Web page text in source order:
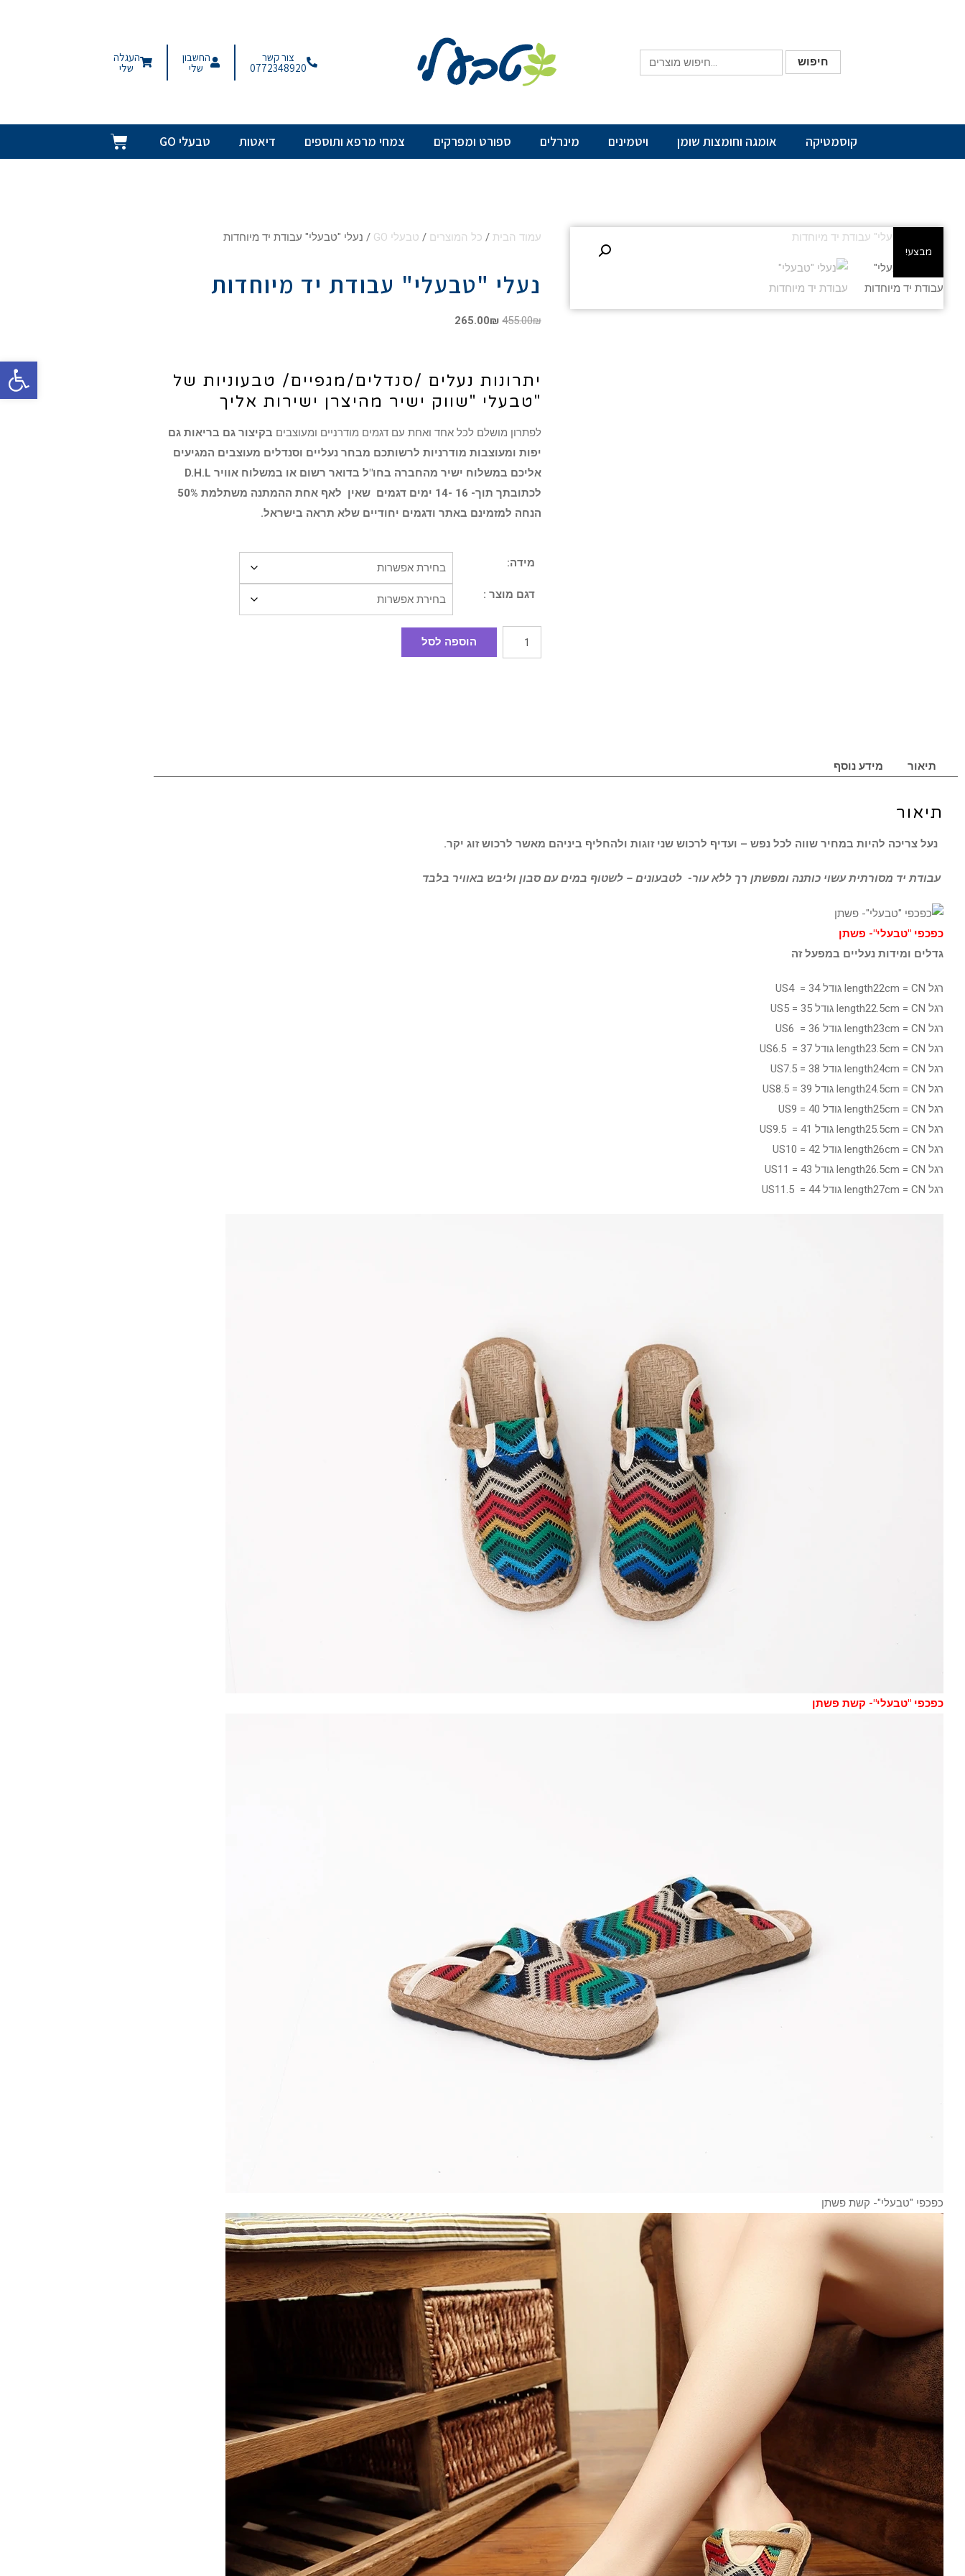
פתח
חיפוש צור קשר
0772348920
החשבון
שלי
העגלה
שלי
קוסמטיקה אומגה וחומצות שומן ויטמינים מינרלים ספורט ומפרקים צמחי מרפא ותוספים דיאטות טבעלי GO
מבצע!
עמוד הבית / כל המוצרים / טבעלי GO / נעלי "טבעלי" עבודת יד מיוחדות
נעלי "טבעלי" עבודת יד מיוחדות
455.00₪
265.00₪
יתרונות נעלים /סנדלים/מגפיים/ טבעוניות של
"טבעלי "שווק ישיר מהיצרן ישירות אליך
לפתרון מושלם לכל אחד ואחת עם דגמים מודרניים ומעוצבים בקיצור גם בריאות גם
יפות ומעוצבות מודרניות לרשותכם מבחר נעליים וסנדלים מעוצבים המגיעים
לכתובתך תוך- 16 -14 ימים דגמים שאין לאף אחת ההמתנה משתלמת 50%
הנחה למזמינם באתר ודגמים יחודיים שלא תראה בישראל.
מידה:
דגם מוצר :
הוספה לסל
תיאור מידע נוסף
תיאור
נעל צריכה להיות במחיר שווה לכל נפש – ועדיף לרכוש שני זוגות ולהחליף ביניהם מאשר לרכוש זוג יקר.
עבודת יד מסורתית עשוי כותנה ומפשתן רך ללא עור- לטבעונים – לשטוף במים עם סבון וליבש באוויר בלבד
כפכפי "טבעלי"- פשתן
גדלים ומידות נעליים במפעל זה
רגל length22cm = CN גודל 34 = US4
רגל length22.5cm = CN גודל 35 = US5
רגל length23cm = CN גודל 36 = US6
רגל length23.5cm = CN גודל 37 = US6.5
רגל length24cm = CN גודל 38 = US7.5
רגל length24.5cm = CN גודל 39 = US8.5
רגל length25cm = CN גודל 40 = US9
רגל length25.5cm = CN גודל 41 = US9.5
רגל length26cm = CN גודל 42 = US10
רגל length26.5cm = CN גודל 43 = US11
רגל length27cm = CN גודל 44 = US11.5
כפכפי "טבעלי"- קשת פשתן
כפכפי "טבעלי"- קשת פשתן